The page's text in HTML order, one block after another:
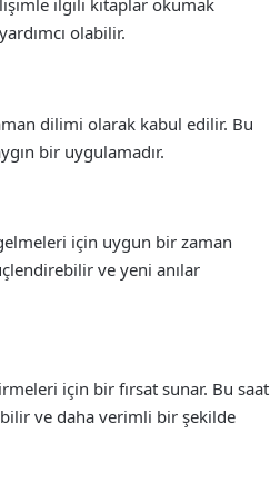
ilgili kitaplar okumak
olabilir.
dilimi olarak kabul edilir. Bu
bir uygulamadır.
için uygun bir zaman
ve yeni anılar
için bir fırsat sunar. Bu saat
ve daha verimli bir şekilde